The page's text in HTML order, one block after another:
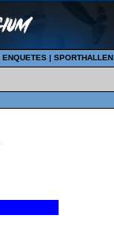
ENQUETES | SPORTHALLEN